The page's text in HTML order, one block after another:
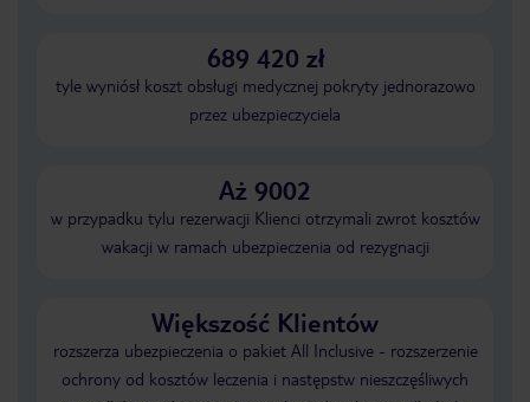
689 420 zł
tyle wyniósł koszt obsługi medycznej pokryty jednorazowo
przez ubezpieczyciela
Aż 9002
w przypadku tylu rezerwacji Klienci otrzymali zwrot kosztów
wakacji w ramach ubezpieczenia od rezygnacji
Większość Klientów
rozszerza ubezpieczenia o pakiet All Inclusive - rozszerzenie
ochrony od kosztów leczenia i następstw nieszczęśliwych